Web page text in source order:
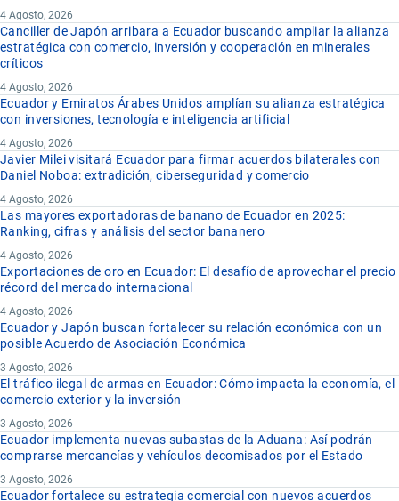
4 Agosto, 2026
Canciller de Japón arribara a Ecuador buscando ampliar la alianza
estratégica con comercio, inversión y cooperación en minerales
críticos
4 Agosto, 2026
Ecuador y Emiratos Árabes Unidos amplían su alianza estratégica
con inversiones, tecnología e inteligencia artificial
4 Agosto, 2026
Javier Milei visitará Ecuador para firmar acuerdos bilaterales con
Daniel Noboa: extradición, ciberseguridad y comercio
4 Agosto, 2026
Las mayores exportadoras de banano de Ecuador en 2025:
Ranking, cifras y análisis del sector bananero
4 Agosto, 2026
Exportaciones de oro en Ecuador: El desafío de aprovechar el precio
récord del mercado internacional
4 Agosto, 2026
Ecuador y Japón buscan fortalecer su relación económica con un
posible Acuerdo de Asociación Económica
3 Agosto, 2026
El tráfico ilegal de armas en Ecuador: Cómo impacta la economía, el
comercio exterior y la inversión
3 Agosto, 2026
Ecuador implementa nuevas subastas de la Aduana: Así podrán
comprarse mercancías y vehículos decomisados por el Estado
3 Agosto, 2026
Ecuador fortalece su estrategia comercial con nuevos acuerdos